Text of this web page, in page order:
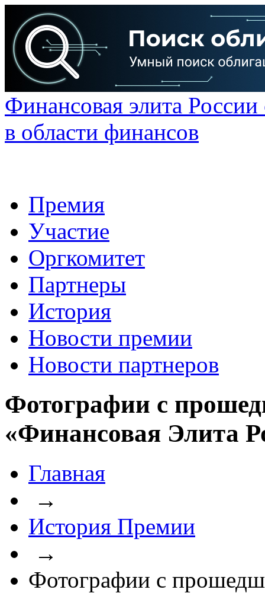
Финансовая элита
в области финансов
Премия
Участие
Оргкомитет
Партнеры
История
Новости премии
Новости партнеров
Фотографии с
«Финансовая Элита
Главная
→
История Премии
→
Фотографии с